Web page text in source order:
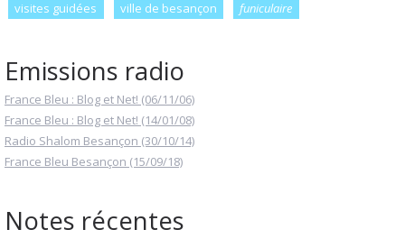
visites guidées
ville de besançon funiculaire
Emissions radio
France Bleu : Blog et Net! (06/11/06)
France Bleu : Blog et Net! (14/01/08)
Radio Shalom Besançon (30/10/14)
France Bleu Besançon (15/09/18)
Notes récentes